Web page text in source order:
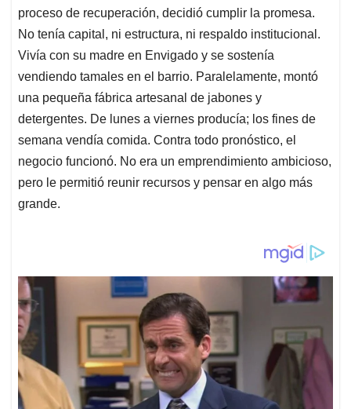
proceso de recuperación, decidió cumplir la promesa.
No tenía capital, ni estructura, ni respaldo institucional.
Vivía con su madre en Envigado y se sostenía
vendiendo tamales en el barrio. Paralelamente, montó
una pequeña fábrica artesanal de jabones y
detergentes. De lunes a viernes producía; los fines de
semana vendía comida. Contra todo pronóstico, el
negocio funcionó. No era un emprendimiento ambicioso,
pero le permitió reunir recursos y pensar en algo más
grande.